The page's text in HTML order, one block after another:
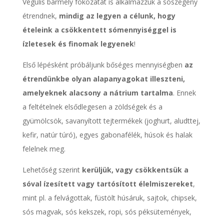
étrendnek, mindig az legyen a célunk, hogy
ételeink a csökkentett sómennyiséggel is
ízletesek és finomak legyenek!
Első lépésként próbáljunk bőséges mennyiségben az
étrendünkbe olyan alapanyagokat illeszteni,
amelyeknek alacsony a nátrium tartalma. Ennek
a feltételnek elsődlegesen a zöldségek és a
gyümölcsök, savanyított tejtermékek (joghurt, aludttej,
kefir, natúr túró), egyes gabonafélék, húsok és halak
felelnek meg.
Lehetőség szerint kerüljük, vagy csökkentsük a
sóval ízesített vagy tartósított élelmiszereket,
mint pl. a felvágottak, füstölt húsáruk, sajtok, chipsek,
sós magvak, sós kekszek, ropi, sós péksütemények,